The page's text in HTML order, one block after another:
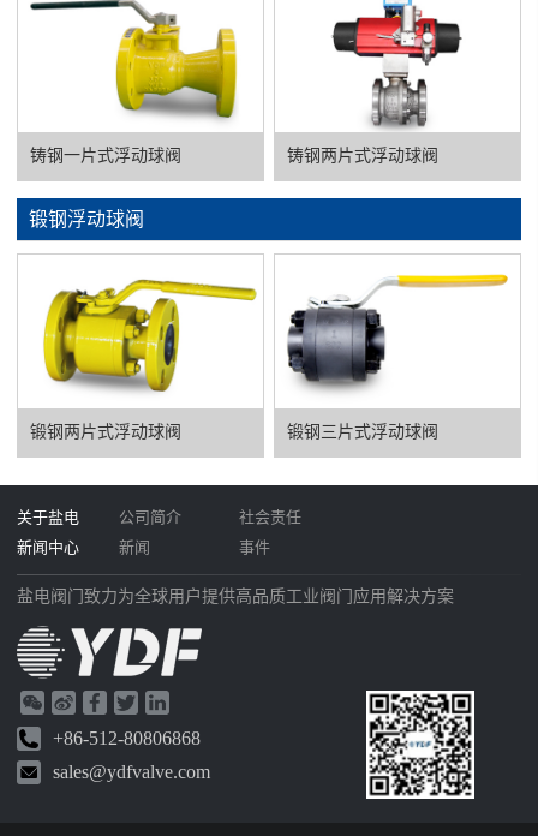
铸钢一片式浮动球阀 铸钢两片式浮动球阀
锻钢浮动球阀
锻钢两片式浮动球阀 锻钢三片式浮动球阀
关于盐电 公司简介
社会责任
新闻中心
新闻 事件
盐电阀门致力为全球用户提供高品质工业阀门应用解决方案
+86-512-80806868
sales@ydfvalve.com